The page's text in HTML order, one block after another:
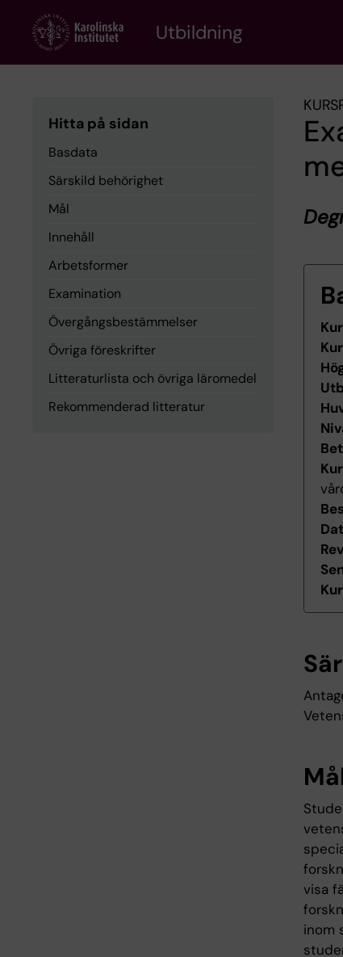
content
Utbildning
Hitta på sidan
Basdata
Särskild behörighet
Mål
Innehåll
Arbetsformer
Examination
Övergångsbestämmelser
Övriga föreskrifter
Litteraturlista och övriga läromedel
Rekommenderad litteratur
visa
inom